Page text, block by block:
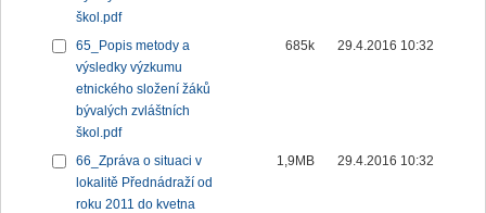
škol.pdf
65_Popis metody a
výsledky výzkumu
etnického složení žáků
bývalých zvláštních
škol.pdf
685k 29.4.2016 10:32
66_Zpráva o situaci v
lokalitě Přednádraží od
roku 2011 do kvetna
1,9MB 29.4.2016 10:32